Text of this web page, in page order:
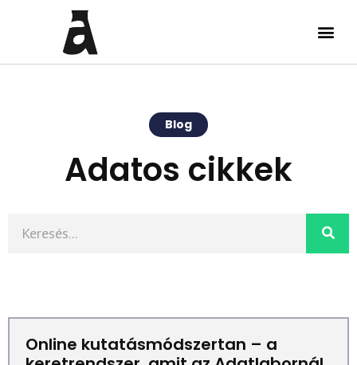
Blog
Adatos cikkek
Online kutatásmódszertan – a